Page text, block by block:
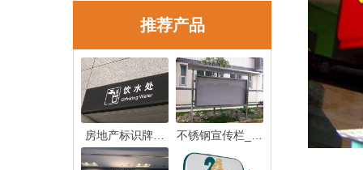
推荐产品
房地产标识牌制
作_房地产
不锈钢宣传栏_不
锈钢宣传